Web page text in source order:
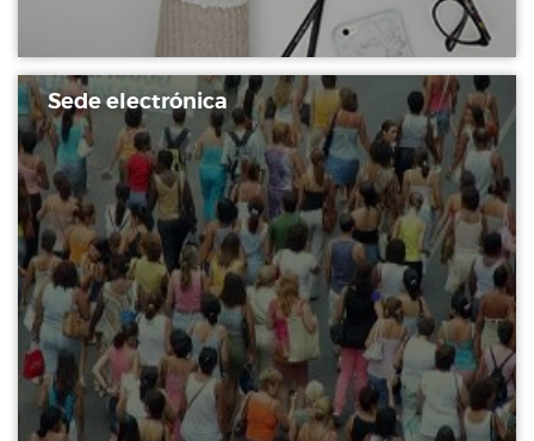
Sede electrónica